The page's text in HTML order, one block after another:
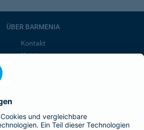
ÜBER BARMENIA
Kontakt
Karriere
Partner werden
ist Teil der BarmeniaGothaer